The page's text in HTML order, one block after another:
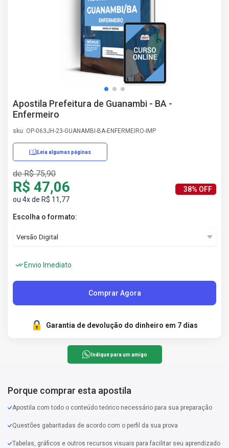
Apostila Prefeitura de Guanambi - BA -
Enfermeiro
sku: OP-063JH-23-GUANAMBI-BA-ENFERMEIRO-IMP
Leia algumas páginas
de R$ 75,90
R$ 47,06
ou 4x de R$ 11,77
38% OFF
Escolha o formato:
Envio Imediato
Comprar Agora
Garantia de devolução do dinheiro em 7 dias
Indique para um amigo
Porque comprar esta apostila
Apostila com todo o conteúdo teórico necessário para sua preparação
Questões gabaritadas de acordo com o perfil da sua prova
Tabelas, gráficos e outros recursos visuais para facilitar seu aprendizado